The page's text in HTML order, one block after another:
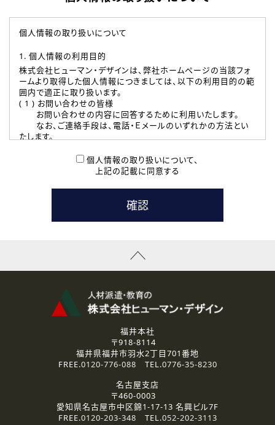
個人情報の取り扱いについて
1. 個人情報の利用目的
株式会社ヒューマン・デザインは、弊社ホームページの当該フォ
ームより取得した個人情報につきましては、以下の利用目的の範
囲内で適正に取り扱います。
( 1 ) お問い合わせの皆様
お問い合わせの内容に回答するために利用いたします。
なお、ご連絡手段は、電話・Ｅメールのいずれかの方法とい
たします。
本登録に関するご連絡および本登録時の参考情報として利
たします。
( 3 ) スタッフ派遣を検討されている企業の皆様
お問い合わせの内容に回答するために利用いたします。
なお、ご連絡手段は、電話・Ｅメールのいずれかの方法とい
資料送付、受講相談に関するご連絡のために利用いたしま
その他、お問い合わせの内容に回答するために利用いたし
なお、ご連絡手段は、電話・Ｅメールのいずれかの方法とい
2.個人情報の第三者提供
ご提供いただいた個人情報は、法令等の規定に従う場合を除き、
3.個人情報の取り扱いの委託
弊社の定める個人情報保護の評価基準を満たした委託先に、個
人情報を委託する場合があります。
個人情報の取り扱いについて、
上記の記載に同意する
福井本社
〒918-8114
福井県福井市羽水2丁目701番地
FREE.0120-776-088 TEL.0776-35-8230
名古屋支店
〒460-0003
愛知県名古屋市中区錦1-17-13 名興ビル7F
FREE.0120-203-348 TEL.052-202-3113